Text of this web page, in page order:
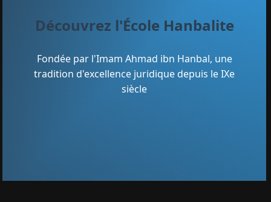
Découvrez l'École Hanbalite
Fondée par l'Imam Ahmad ibn Hanbal, une
tradition d'excellence juridique depuis le IXe
siècle